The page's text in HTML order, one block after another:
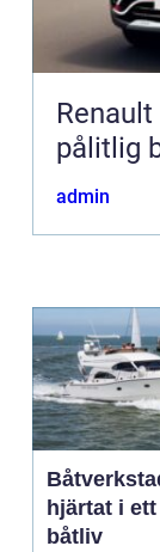
Renault
pålitlig
admin
hjärtat i
båtliv